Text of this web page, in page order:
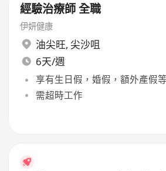
經驗治療師 全職
伊妍健康
油尖旺, 尖沙咀
6天/週
享有生日假，婚假，額外產假等
需超時工作